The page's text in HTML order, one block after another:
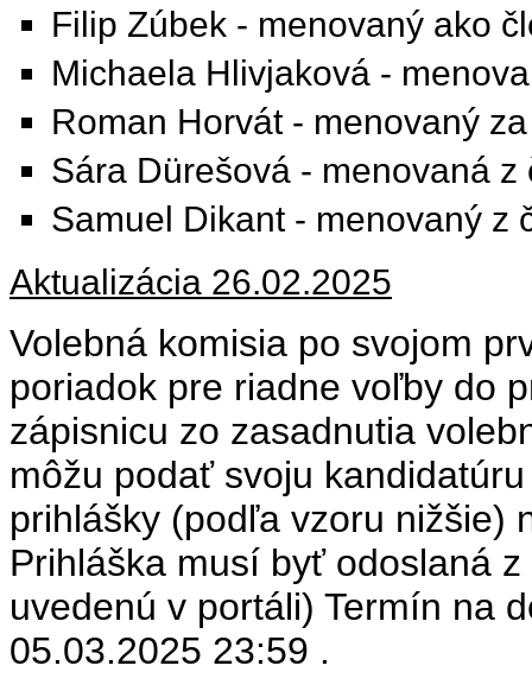
Filip Zúbek - menovaný ako
Michaela Hlivjaková -
Roman Horvát - menovaný
Sára Dürešová - menovaná
Samuel Dikant - menovaný z
Aktualizácia 26.02.2025
Volebná komisia po svojom
poriadok pre riadne voľby do
zápisnicu zo zasadnutia
môžu podať svoju
prihlášky (podľa vzoru nižšie)
Prihláška musí byť odoslaná
uvedenú v portáli) Termín na
05.03.2025 23:59 .